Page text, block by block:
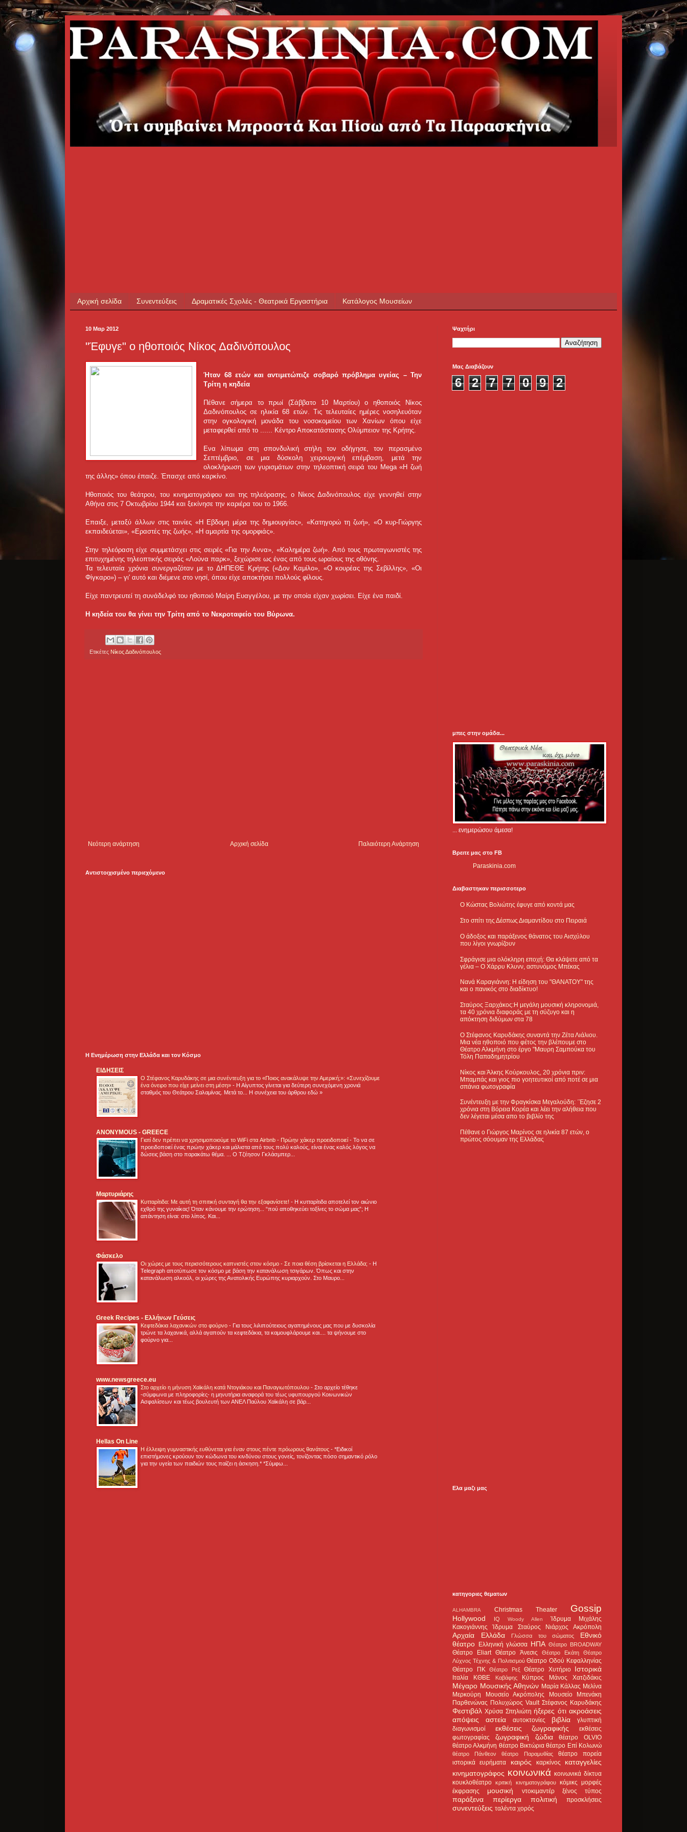
Αρχική σελίδα Συνεντεύξεις Δραματικές Σχολές - Θεατρικά Εργαστήρια Κατάλογος Μουσείων
10 Μαρ 2012
"Έφυγε" ο ηθοποιός Νίκος Δαδινόπουλος
Ήταν 68 ετών και αντιμετώπιζε σοβαρό πρόβλημα υγείας – Την
Τρίτη η κηδεία
Πέθανε σήμερα το πρωί (Σάββατο 10 Μαρτίου) ο ηθοποιός Νίκος
Δαδινόπουλος σε ηλικία 68 ετών. Τις τελευταίες ημέρες νοσηλευόταν
στην ογκολογική μονάδα του νοσοκομείου των Χανίων όπου είχε
μεταφερθεί από το ...... Κέντρο Αποκατάστασης Ολύμπειον της Κρήτης.
Ενα λίπωμα στη σπονδυλική στήλη τον οδήγησε, τον περασμένο
Σεπτέμβριο, σε μια δύσκολη χειρουργική επέμβαση, μετά την
ολοκλήρωση των γυρισμάτων στην τηλεοπτική σειρά του Mega «Η ζωή
της άλλης» όπου έπαιζε. Έπασχε από καρκίνο.
Ηθοποιός του θεάτρου, του κινηματογράφου και της τηλεόρασης, ο Νίκος Δαδινόπουλος είχε γεννηθεί στην
Αθήνα στις 7 Οκτωβρίου 1944 και ξεκίνησε την καριέρα του το 1966.
Επαιξε, μεταξύ άλλων στις ταινίες «Η Εβδομη μέρα της δημιουργίας», «Κατηγορώ τη ζωή», «Ο κυρ-Γιώργης
εκπαιδεύεται», «Εραστές της ζωής», «Η αμαρτία της ομορφιάς».
Στην τηλεόραση είχε συμμετάσχει στις σειρές «Για την Αννα», «Καλημέρα ζωή». Από τους πρωταγωνιστές της
επιτυχημένης τηλεοπτικής σειράς «Λούνα παρκ», ξεχώρισε ως ένας από τους ωραίους της οθόνης.
Τα τελευταία χρόνια συνεργαζόταν με το ΔΗΠΕΘΕ Κρήτης («Δον Καμίλο», «Ο κουρέας της Σεβίλλης», «Οι
Φίγκαρο») – γι' αυτό και διέμενε στο νησί, όπου είχε αποκτήσει πολλούς φίλους.
Είχε παντρευτεί τη συνάδελφό του ηθοποιό Μαίρη Ευαγγέλου, με την οποία είχαν χωρίσει. Είχε ένα παιδί.
Η κηδεία του θα γίνει την Τρίτη από το Νεκροταφείο του Βύρωνα.
Ετικέτες Νίκος Δαδινόπουλος
Νεότερη ανάρτηση Παλαιότερη Ανάρτηση
Αρχική σελίδα
Αντιστοιχισμένο περιεχόμενο
Η Ενημέρωση στην Ελλάδα και τoν Κόσμο
ΕΙΔΗΣΕΙΣ
Ο Στέφανος Καρυδάκης σε μια συνέντευξη για το «Ποιος ανακάλυψε την Αμερική;»: «Συνεχίζουμε
ένα όνειρο που είχε μείνει στη μέση» - Η Αίγυπτος γίνεται για δεύτερη συνεχόμενη χρονιά
σταθμός του Θεάτρου Σαλαμίνας. Μετά το... Η συνέχεια του άρθρου εδώ »
ANONYMOUS - GREECE
Γιατί δεν πρέπει να χρησιμοποιούμε το WiFi στα Airbnb - Πρώην χάκερ προειδοποιεί- Το να σε
προειδοποιεί ένας πρώην χάκερ και μάλιστα από τους πολύ καλούς, είναι ένας καλός λόγος να
δώσεις βάση στο παρακάτω θέμα. ... Ο Τζέησον Γκλάσμπερ...
Μαρτυριάρης
Κυτταρίτιδα: Με αυτή τη σπιτική συνταγή θα την εξαφανίσετε! - H κυτταρίτιδα αποτελεί τον αιώνιο
εχθρό της γυναίκας! Όταν κάνουμε την ερώτηση... “πού αποθηκεύει τοξίνες το σώμα μας”; Η
απάντηση είναι: στο λίπος. Και...
Φάσκελο
Οι χώρες με τους περισσότερους καπνιστές στον κόσμο - Σε ποια θέση βρίσκεται η Ελλάδα; - Η
Telegraph αποτύπωσε τον κόσμο με βάση την κατανάλωση τσιγάρων. Όπως και στην
κατανάλωση αλκοόλ, οι χώρες της Ανατολικής Ευρώπης κυριαρχούν. Στο Μαυρο...
Greek Recipes - Ελλήνων Γεύσεις
Κεφτεδάκια λαχανικών στο φούρνο - Για τους λιλιπούτειους αγαπημένους μας που με δυσκολία
τρώνε τα λαχανικά, αλλά αγαπούν τα κεφτεδάκια, τα καμουφλάρουμε και.... τα ψήνουμε στο
φούρνο για...
www.newsgreece.eu
Στο αρχείο η μήνυση Χαϊκάλη κατά Ντογιάκου και Παναγιωτόπουλου - Στο αρχείο τέθηκε
-σύμφωνα με πληροφορίες- η μηνυτήρια αναφορά του τέως υφυπουργού Κοινωνικών
Ασφαλίσεων και τέως βουλευτή των ΑΝΕΛ Παύλου Χαϊκάλη σε βάρ...
Hellas On Line
Η έλλειψη γυμναστικής ευθύνεται για έναν στους πέντε πρόωρους θανάτους - *Ειδικοί
επιστήμονες κρούουν τον κώδωνα του κινδύνου στους γονείς, τονίζοντας πόσο σημαντικό ρόλο
για την υγεία των παιδιών τους παίζει η άσκηση.* *Σύμφω...
Ψαχτήρι
Μας Διαβάζουν
6 2 7 7 0 9 2
μπες στην ομάδα...
... ενημερώσου άμεσα!
Βρειτε μας στο FB
Paraskinia.com
Διαβαστηκαν περισσοτερο
Ο Κώστας Βολιώτης έφυγε από κοντά μας
Στο σπίτι της Δέσπως Διαμαντίδου στο Πειραιά
Ο άδοξος και παράξενος θάνατος του Αισχύλου
που λίγοι γνωρίζουν
Σφράγισε μια ολόκληρη εποχή: Θα κλάψετε από τα
γέλια – Ο Χάρρυ Κλυνν, αστυνόμος Μπέκας
Νανά Καραγιάννη: Η είδηση του "ΘΑΝΑΤΟΥ" της
και ο πανικός στο διαδίκτυο!
Σταύρος Ξαρχάκος:Η μεγάλη μουσική κληρονομιά,
τα 40 χρόνια διαφοράς με τη σύζυγο και η
απόκτηση διδύμων στα 78
Ο Στέφανος Καρυδάκης συναντά την Ζέτα Λιάλιου.
Μια νέα ηθοποιό που φέτος την βλέπουμε στο
Θέατρο Αλκμήνη στο έργο "Μαυρη Σαμπούκα του
Τόλη Παπαδημητρίου
Νίκος και Άλκης Κούρκουλος, 20 χρόνια πριν:
Μπαμπάς και γιος πιο γοητευτικοί από ποτέ σε μια
σπάνια φωτογραφία
Συνέντευξη με την Φραγκίσκα Μεγαλούδη: ΄Έζησε 2
χρόνια στη Βόρεια Κορέα και λέει την αλήθεια που
δεν λέγεται μέσα απο το βιβλίο της
Πέθανε ο Γιώργος Μαρίνος σε ηλικία 87 ετών, ο
πρώτος σόουμαν της Ελλάδας
Ελα μαζι μας
κατηγοριες θεματων
ALHAMBRA Christmas Theater Gossip
Hollywood IQ Woody Allen
Ίδρυμα Μιχάλης
Κακογιάννης
Ίδρυμα Σταύρος Νιάρχος Ακρόπολη
Αρχαία Ελλάδα Γλώσσα του σώματος
Εθνικό
θέατρο Ελληνική γλώσσα ΗΠΑ Θέατρο BROADWAY
Θέατρο Eliart Θέατρο Άνεσις Θέατρο Εκάτη
Θέατρο
Λύχνος Τέχνης & Πολιτισμού Θέατρο Οδού Κεφαλληνίας
Θέατρο ΠΚ
Θέατρο Ρεξ Θέατρο Χυτήριο Ιστορικά
Ιταλία ΚΘΒΕ Καβάφης Κύπρος Μάνος Χατζιδάκις
Μέγαρο Μουσικής Αθηνών Μαρία Κάλλας Μελίνα
Μερκούρη
Μουσείο Ακρόπολης
Μουσείο Μπενάκη
Παρθενώνας Πολυχώρος Vault Στέφανος Καρυδάκης
Φεστιβάλ Χρύσα Σπηλιώτη ήξερες ότι ακροάσεις
απόψεις
αστεία αυτοκτονίες βιβλία
γλυπτική
διαγωνισμοί
εκθέσεις ζωγραφικής
εκθέσεις
φωτογραφίας
ζωγραφική ζώδια
θέατρο OLVIO
θέατρο Αλκμήνη θέατρο Βικτώρια θέατρο Επί Κολωνώ
θέατρο Πάνθεον θέατρο Παραμυθίας
θέατρο πορεία
ιστορικά ευρήματα
καιρός καρκίνος
καταγγελίες
κινηματογράφος κοινωνικά κοινωνικά δίκτυα
κουκλοθέατρο
κριτική κινηματογράφου κόμικς μορφές
έκφρασης
μουσική ντοκιμαντέρ ξένος τύπος
παράξενα περίεργα πολιτική προσκλήσεις
συνεντεύξεις ταλέντα χορός